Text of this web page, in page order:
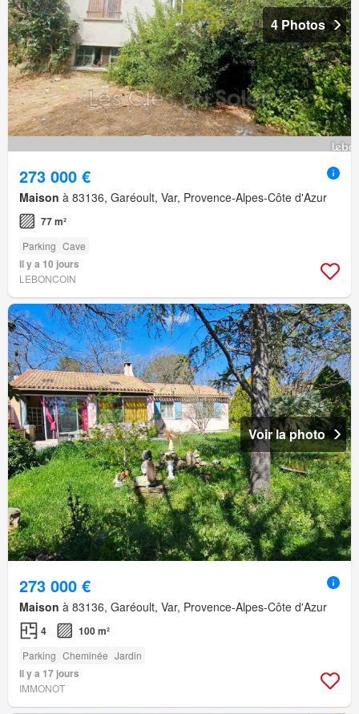
4 Photos
273 000 €
Maison à 83136, Garéoult, Var, Provence-Alpes-Côte d'Azur
77 m²
Parking Cave
Il y a 10 jours
LEBONCOIN
Voir la photo
273 000 €
Maison à 83136, Garéoult, Var, Provence-Alpes-Côte d'Azur
4 100 m²
Parking Cheminée Jardin
Il y a 17 jours
IMMONOT